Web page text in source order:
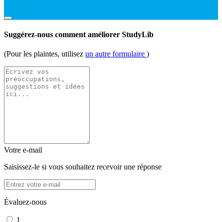
Suggérez-nous comment améliorer StudyLib
(Pour les plaintes, utilisez un autre formulaire )
Votre e-mail
Saisissez-le si vous souhaitez recevoir une réponse
Évaluez-nous
1